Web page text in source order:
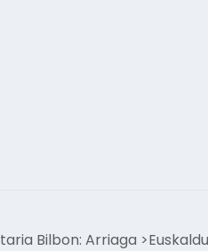
Bilbon: Arriaga